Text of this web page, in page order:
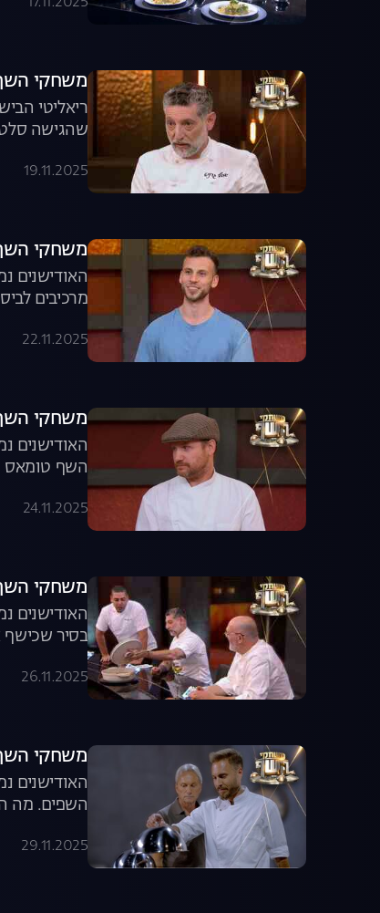
משחקי השף, עונה 8, פרק 6: למה
ריאליטי
שהגישה סלט
19.11.2025
משחקי השף, עונה 8, פרק 7: ביס
מרכיבים
22.11.2025
משחקי השף, עונה 8,
האודישנים
השף טומאס
24.11.2025
משחקי השף, עונה 8, פרק 9:
האודישנים
בסיר
26.11.2025
משחקי השף, עונה 8, פרק 10:
האודישנים
השפים. מה
29.11.2025